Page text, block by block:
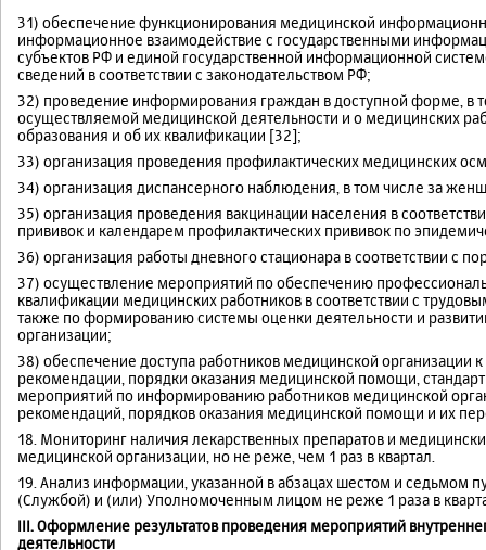
31) обеспечение функционирования медицинской
информационное взаимодействие с государственными
субъектов РФ и единой государственной информационной
сведений в соответствии с законодательством РФ;
32) проведение информирования граждан в доступной форме, в
осуществляемой медицинской деятельности и о медицинских
образования и об их квалификации [32];
33) организация проведения профилактических медицинских
34) организация диспансерного наблюдения, в том числе за
35) организация проведения вакцинации населения в
прививок и календарем профилактических прививок по
36) организация работы дневного стационара в соответствии с
37) осуществление мероприятий по обеспечению
квалификации медицинских работников в соответствии с
также по формированию системы оценки деятельности и
организации;
38) обеспечение доступа работников медицинской
рекомендации, порядки оказания медицинской помощи,
мероприятий по информированию работников медицинской
рекомендаций, порядков оказания медицинской помощи и их
18. Мониторинг наличия лекарственных препаратов и
медицинской организации, но не реже, чем 1 раз в квартал.
19. Анализ информации, указанной в абзацах шестом и седьмом
(Службой) и (или) Уполномоченным лицом не реже 1 раза в
III.Оформление результатов проведения мероприятий
деятельности